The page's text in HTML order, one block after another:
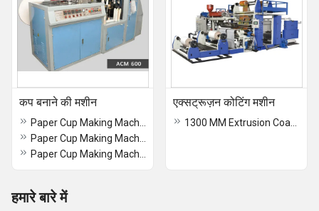
कप बनाने की मशीन एक्सट्रूज़न कोटिंग मशीन
हमारे बारे में